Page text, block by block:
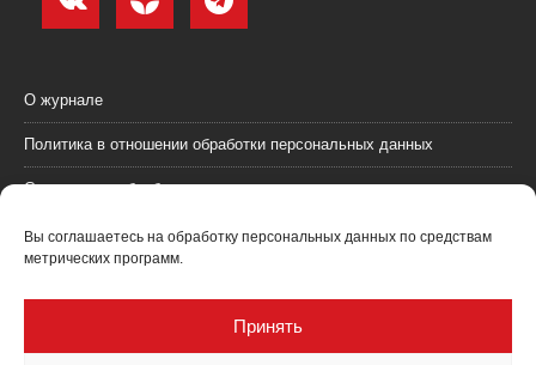
Вы соглашаетесь на обработку персональных данных по средствам
метрических программ.
Принять
О журнале
Политика в отношении обработки персональных данных
Согласие на обработку персональных данных
Пользовательское соглашение (оферта)